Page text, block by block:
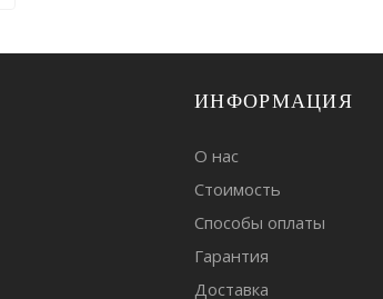
ИНФОРМАЦИЯ
О нас
Стоимость
Способы оплаты
Гарантия
Доставка